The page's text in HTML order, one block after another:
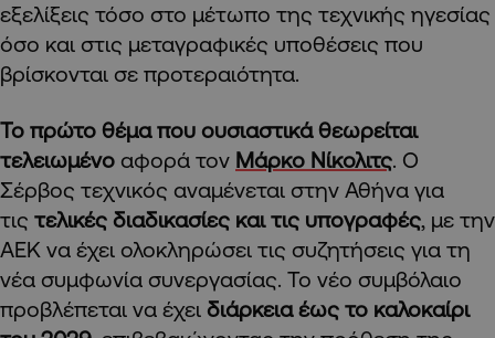
εξελίξεις τόσο στο μέτωπο της τεχνικής ηγεσίας
όσο και στις μεταγραφικές υποθέσεις που
βρίσκονται σε προτεραιότητα.
Το πρώτο θέμα που ουσιαστικά θεωρείται
τελειωμένο αφορά τον Μάρκο Νίκολιτς. Ο
Σέρβος τεχνικός αναμένεται στην Αθήνα για
τις τελικές διαδικασίες και τις υπογραφές, με την
ΑΕΚ να έχει ολοκληρώσει τις συζητήσεις για τη
νέα συμφωνία συνεργασίας. Το νέο συμβόλαιο
προβλέπεται να έχει διάρκεια έως το καλοκαίρι